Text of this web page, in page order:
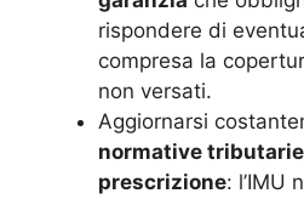
rispondere di
compresa la
non versati.
Aggiornarsi
normative tributarie
prescrizione: l’IMU